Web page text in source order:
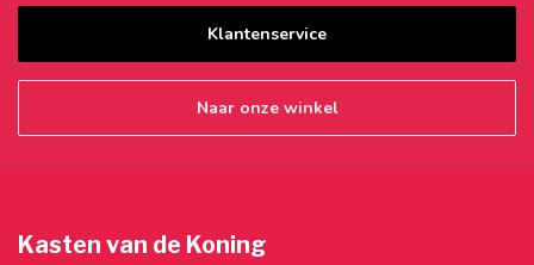
Klantenservice
Naar onze winkel
Kasten van de Koning